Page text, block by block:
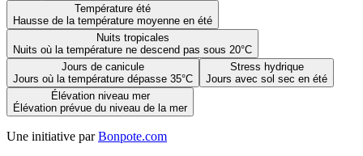
Température été
Hausse de la température moyenne en été
Nuits tropicales
Nuits où la température ne descend pas sous 20°C
Jours de canicule
Jours où la température dépasse 35°C
Stress hydrique
Jours avec sol sec en été
Élévation niveau mer
Élévation prévue du niveau de la mer
Une initiative par Bonpote.com